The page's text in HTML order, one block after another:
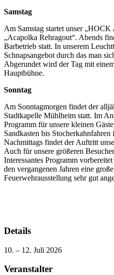
Samstag
Am Samstag startet unser
„Acapolka Rehragout“. Abends
Barbetrieb statt. In unserem
Schnapsangebot durch das man
Abgerundet wird der Tag mit
Hauptbühne.
Sonntag
Am Sonntagmorgen findet der
Stadtkapelle Mühlheim statt. Im
Programm für unsere kleinen
Sandkasten bis
Nachmittags findet der Auftritt
Auch für unsere größeren
Interessantes Programm
den vergangenen Jahren eine
Feuerwehrausstellung sehr gut
Details
10. – 12. Juli 2026
Veranstalter